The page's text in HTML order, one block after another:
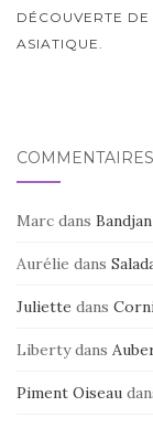
d'article
DÉCOUVERTE
ASIATIQUE.
Marc dans
Aurélie dans
Juliette dans
Libertydans
Piment Oiseau